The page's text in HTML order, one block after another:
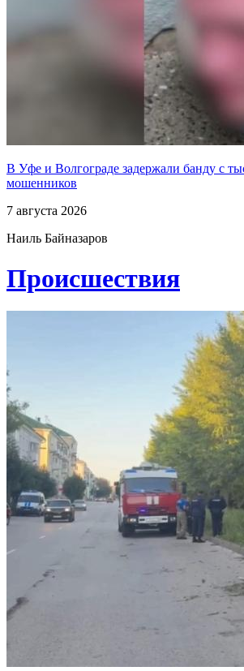
В Уфе и Волгограде задержали банду с
мошенников
7 августа 2026
Наиль Байназаров
Проиcшествия